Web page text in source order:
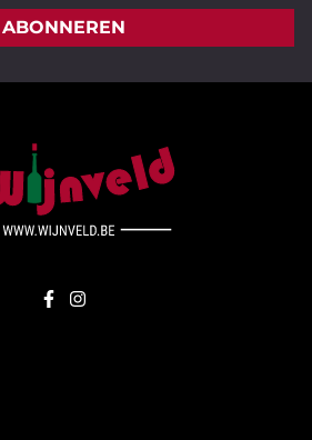
ABONNEREN